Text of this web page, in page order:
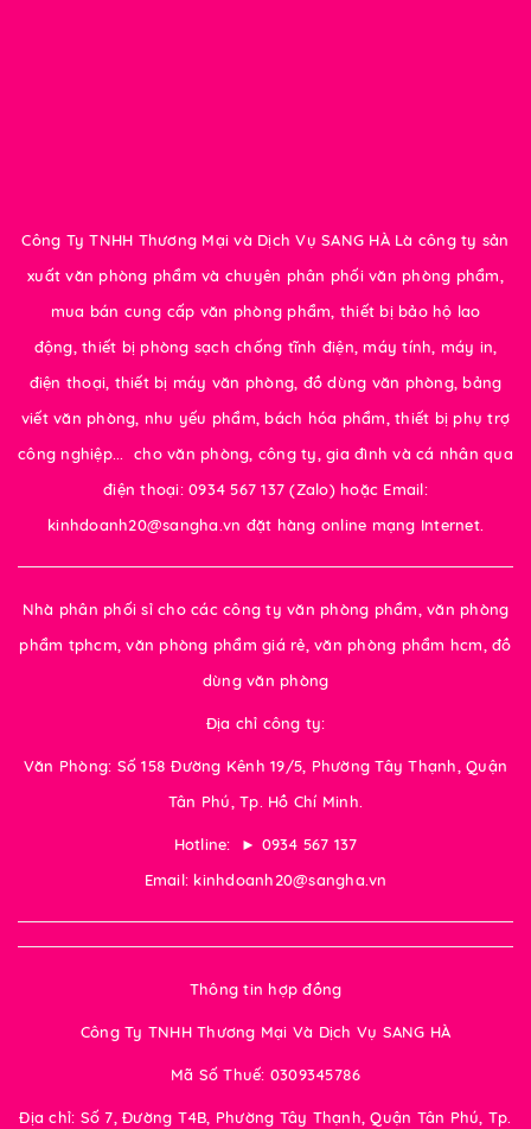
Công Ty TNHH Thương Mại và Dịch Vụ SANG HÀ Là công ty sản
xuất văn phòng phẩm và chuyên phân phối văn phòng phẩm,
mua bán cung cấp văn phòng phẩm, thiết bị bảo hộ lao
động, thiết bị phòng sạch chống tĩnh điện, máy tính, máy in,
điện thoại, thiết bị máy văn phòng, đồ dùng văn phòng, bảng
viết văn phòng, nhu yếu phẩm, bách hóa phẩm, thiết bị phụ trợ
công nghiệp... cho văn phòng, công ty, gia đình và cá nhân qua
điện thoại: 0934 567 137 (Zalo) hoặc Email:
kinhdoanh20@sangha.vn đặt hàng online mạng Internet.
Nhà phân phối sỉ cho các công ty văn phòng phẩm, văn phòng
phẩm tphcm, văn phòng phẩm giá rẻ, văn phòng phẩm hcm, đồ
dùng văn phòng
Địa chỉ công ty:
Văn Phòng: Số 158 Đường Kênh 19/5, Phường Tây Thạnh, Quận
Tân Phú, Tp. Hồ Chí Minh.
Hotline: ► 0934 567 137
Email: kinhdoanh20@sangha.vn
Thông tin hợp đồng
Công Ty TNHH Thương Mại Và Dịch Vụ SANG HÀ
Mã Số Thuế: 0309345786
Địa chỉ: Số 7, Đường T4B, Phường Tây Thạnh, Quận Tân Phú, Tp.